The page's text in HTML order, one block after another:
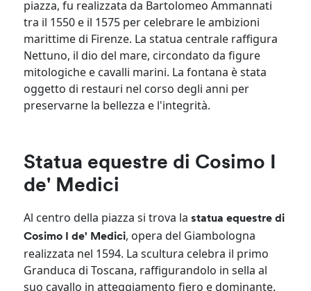
piazza, fu realizzata da Bartolomeo Ammannati
tra il 1550 e il 1575 per celebrare le ambizioni
marittime di Firenze. La statua centrale raffigura
Nettuno, il dio del mare, circondato da figure
mitologiche e cavalli marini. La fontana è stata
oggetto di restauri nel corso degli anni per
preservarne la bellezza e l'integrità.
Statua equestre di Cosimo I
de' Medici
Al centro della piazza si trova lastatua equestre di
Cosimo I de' Medici, opera del Giambologna
realizzata nel 1594. La scultura celebra il primo
Granduca di Toscana, raffigurandolo in sella al
suo cavallo in atteggiamento fiero e dominante.